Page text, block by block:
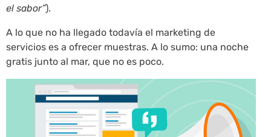
el sabor”).
A lo que no ha llegado todavía el marketing de
servicios es a ofrecer muestras. A lo sumo: una noche
gratis junto al mar, que no es poco.